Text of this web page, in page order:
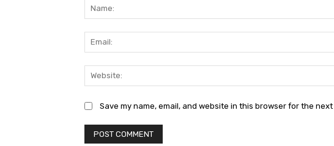
Save my name, email, and website in this browser for the next